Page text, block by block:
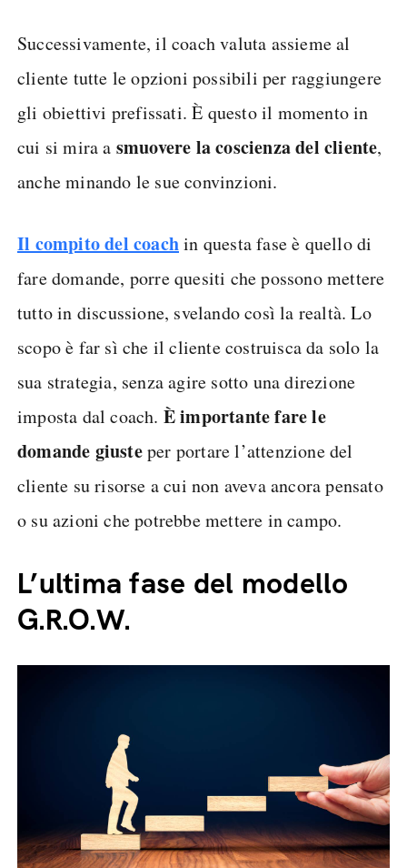
Successivamente, il coach valuta assieme al
cliente tutte le opzioni possibili per raggiungere
gli obiettivi prefissati. È questo il momento in
cui si mira a smuovere la coscienza del cliente,
anche minando le sue convinzioni.
Il compito del coachin questa fase è quello di
fare domande, porre quesiti che possono mettere
tutto in discussione, svelando così la realtà. Lo
scopo è far sì che il cliente costruisca da solo la
sua strategia, senza agire sotto una direzione
imposta dal coach. È importante fare le
domande giusteper portare l’attenzione del
cliente su risorse a cui non aveva ancora pensato
o su azioni che potrebbe mettere in campo.
L’ultima fase del modello
G.R.O.W.